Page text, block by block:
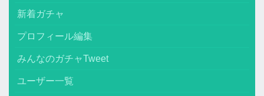
新着ガチャ
プロフィール編集
みんなのガチャTweet
ユーザー一覧